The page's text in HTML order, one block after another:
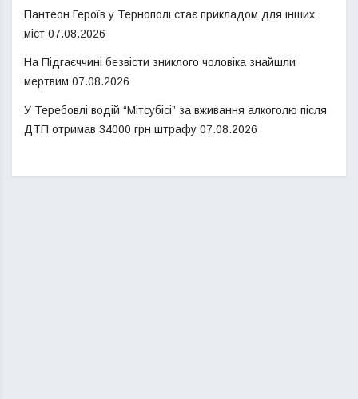
Пантеон Героїв у Тернополі стає прикладом для інших
міст 07.08.2026
На Підгаєччині безвісти зниклого чоловіка знайшли
мертвим 07.08.2026
У Теребовлі водій “Мітсубісі” за вживання алкоголю після
ДТП отримав 34000 грн штрафу 07.08.2026